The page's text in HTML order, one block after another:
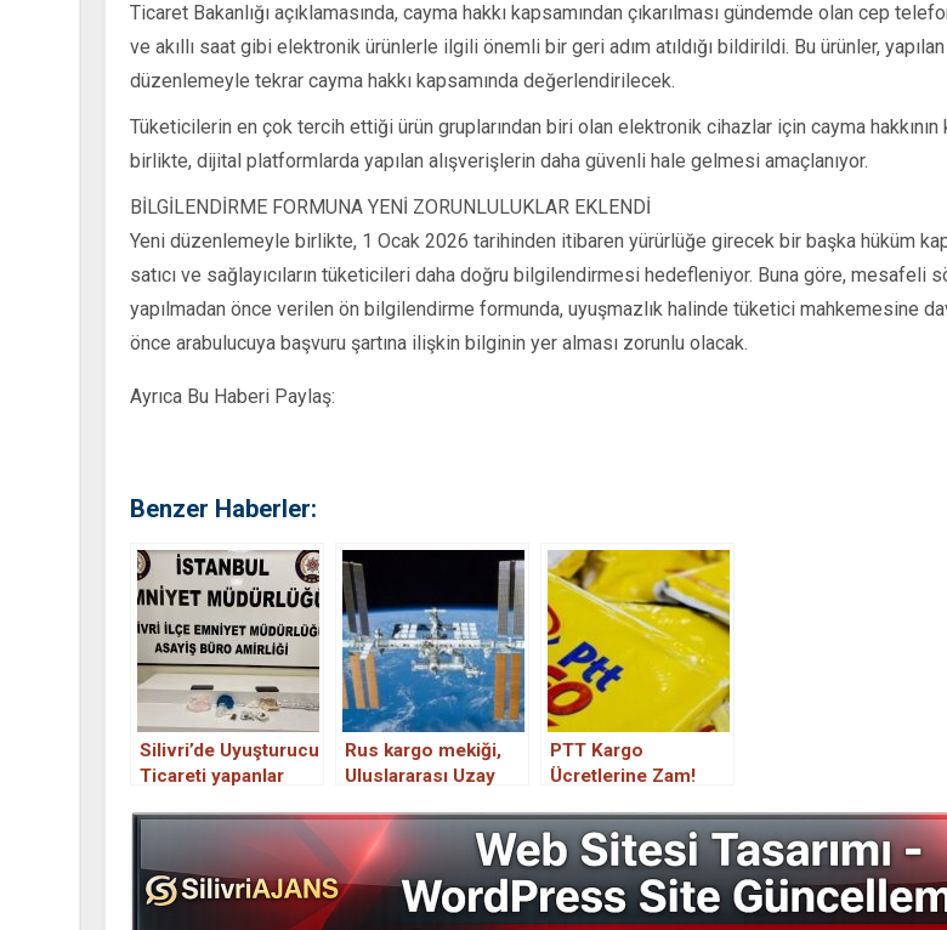
Ticaret Bakanlığı açıklamasında, cayma hakkı kapsamından çıkarılması gündemde olan cep
ve akıllı saat gibi elektronik ürünlerle ilgili önemli bir geri adım atıldığı bildirildi. Bu ürünler,
düzenlemeyle tekrar cayma hakkı kapsamında değerlendirilecek.
Tüketicilerin en çok tercih ettiği ürün gruplarından biri olan elektronik cihazlar için cayma hakkının
birlikte, dijital platformlarda yapılan alışverişlerin daha güvenli hale gelmesi amaçlanıyor.
BİLGİLENDİRME FORMUNA YENİ ZORUNLULUKLAR EKLENDİ
Yeni düzenlemeyle birlikte, 1 Ocak 2026 tarihinden itibaren yürürlüğe girecek bir başka hüküm
satıcı ve sağlayıcıların tüketicileri daha doğru bilgilendirmesi hedefleniyor. Buna göre, mesafeli
yapılmadan önce verilen ön bilgilendirme formunda, uyuşmazlık halinde tüketici mahkemesine
önce arabulucuya başvuru şartına ilişkin bilginin yer alması zorunlu olacak.
Ayrıca Bu Haberi Paylaş:
Benzer Haberler:
Silivri’de Uyuşturucu
Ticareti yapanlar
Rus kargo mekiği,
Uluslararası Uzay
PTT Kargo
Ücretlerine Zam!